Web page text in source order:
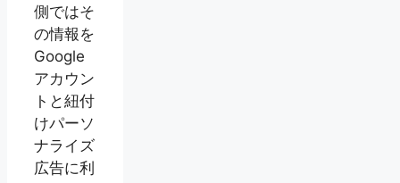
側ではそ
の情報を
Google
アカウン
トと紐付
けパーソ
ナライズ
広告に利